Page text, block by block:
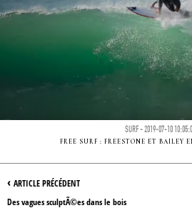
SURF - 2019-07-10
FREE SURF : FREESTONE ET BAILEY
‹ ARTICLE PRÉCÉDENT
Des vagues sculptÃ©es dans le bois